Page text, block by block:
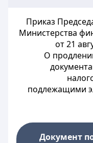
Приказ
Министерства
от 21
О
подлежащими
Документ